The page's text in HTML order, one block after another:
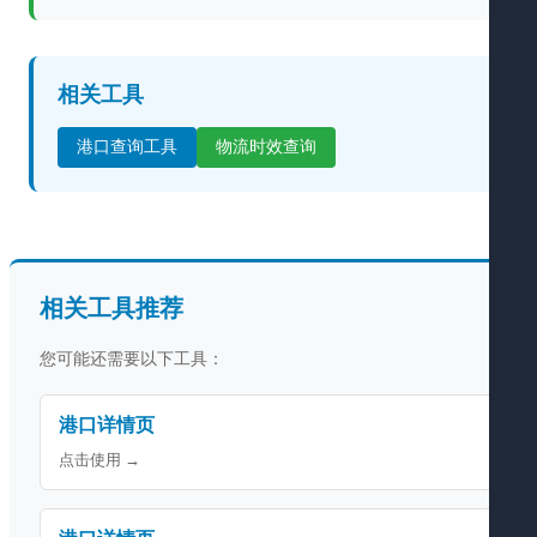
相关工具
港口查询工具 物流时效查询
相关工具推荐
您可能还需要以下工具：
港口详情页
点击使用 →